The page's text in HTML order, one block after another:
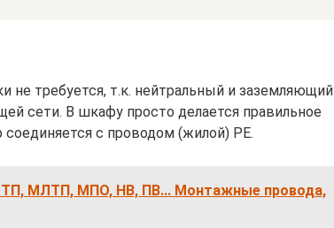
не требуется, т.к. нейтральный и заземляющий
сети. В шкафу просто делается правильное
с проводом (жилой) РЕ.
МЛТП, МПО, НВ, ПВ... Монтажные провода,